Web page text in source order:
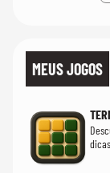
MEUS JOGOS